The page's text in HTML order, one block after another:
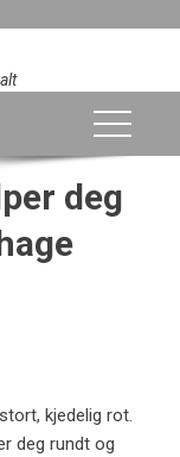
deg
kjedelig rot.
deg rundt og